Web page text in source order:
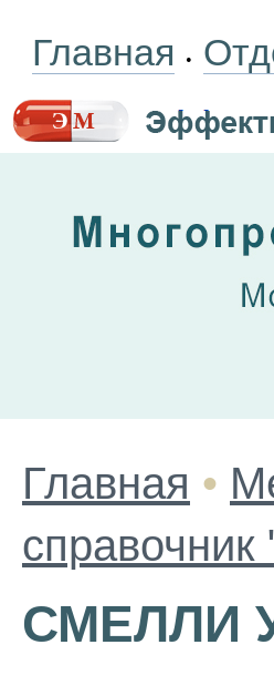
Главная •
Главная •
справочник
СМЕЛЛИ